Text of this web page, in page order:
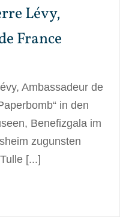
Lévy,
France
Ambassadeur de
in den
Benefizgala im
zugunsten
[...]